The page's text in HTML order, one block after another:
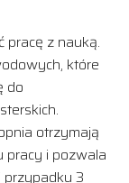
pracę z nauką.
które
do
otrzymają
pracy i pozwala
3